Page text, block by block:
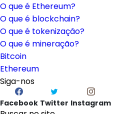
O que é Ethereum?
O que é blockchain?
O que é tokenização?
O que é mineração?
Bitcoin
Ethereum
Siga-nos
Facebook Twitter Instagram